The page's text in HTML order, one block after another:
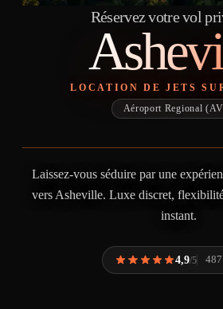
Réservez votre vol
LOCATION DE JETS
Aéroport Regional
Laissez-vous séduire par une
vers Asheville. Luxe discret,
instant.
4,9/5